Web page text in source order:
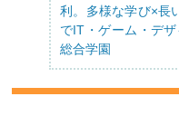
利。多様な学び×長
でIT・ゲーム・デ
総合学園